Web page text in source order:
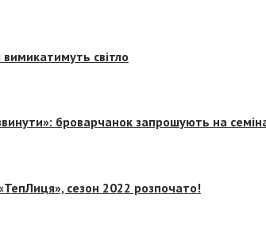
світло
броварчанок запрошують на
сезон 2022 розпочато!